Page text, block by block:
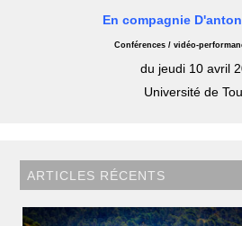
En compagnie
Conférences / vidéo-
du jeudi 10 avril
Université de
ARTICLES RÉCENTS